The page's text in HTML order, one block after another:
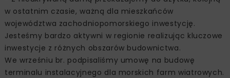
w ostatnim czasie, ważną dla mieszkańców
województwa ‎zachodniopomorskiego inwestycję.
Jesteśmy bardzo aktywni w regionie realizując kluczowe
inwestycje z różnych obszarów budownictwa.
We wrześniu br. podpisaliśmy umowę na ‎budowę
terminalu instalacyjnego dla morskich farm wiatrowych.